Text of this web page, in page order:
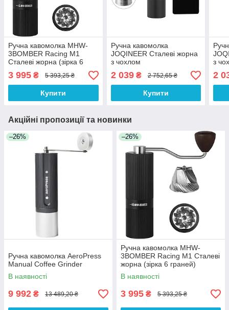
Ручна кавомолка MHW-
3BOMBER Racing M1
Сталеві жорна (зірка 6
граней)
3 995 ₴ 5 393,25 ₴
Купити
Ручна кавомолка
JOQINEER Сталеві жорна
з чохлом
2 039₴ 2 752,65 ₴
Купити
з
2
Акційні пропозиції та новинки
–26%
Ручна кавомолка AeroPress
Manual Coffee Grinder
В наявності
9 992 ₴ 13 489,20 ₴
–26%
Ручна кавомолка MHW-
3BOMBER Racing M1 Сталеві
жорна (зірка 6 граней)
В наявності
3 995 ₴ 5 393,25 ₴